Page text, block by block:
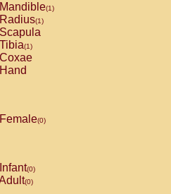
Mandible(1)
Radius(1)
Scapula
Tibia(1)
Coxae
Hand
Female(0)
Infant(0)
(0)